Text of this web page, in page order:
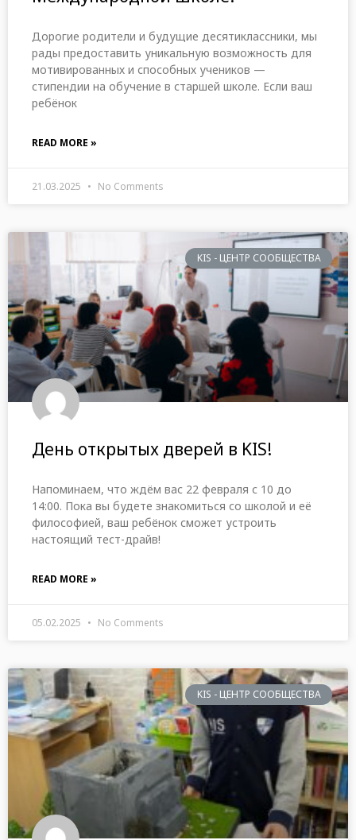
Дорогие родители и будущие десятиклассники, мы
рады предоставить уникальную возможность для
мотивированных и способных учеников —
стипендии на обучение в старшей школе. Если ваш
ребёнок
READ MORE »
21.03.2025 No Comments
KIS - ЦЕНТР СООБЩЕСТВА
День открытых дверей в KIS!
Напоминаем, что ждём вас 22 февраля с 10 до
14:00. Пока вы будете знакомиться со школой и её
философией, ваш ребёнок сможет устроить
настоящий тест-драйв!
READ MORE »
05.02.2025 No Comments
KIS - ЦЕНТР СООБЩЕСТВА